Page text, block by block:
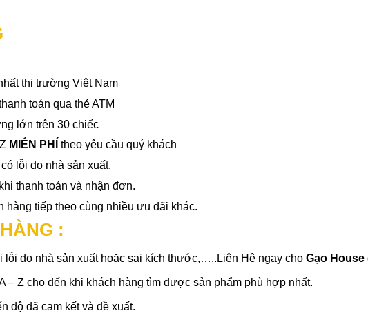
thị trường Việt Nam
toán qua thẻ ATM
lớn trên 30 chiếc
MIỄN PHÍ theo yêu cầu quý khách
lỗi do nhà sản xuất.
thanh toán và nhận đơn.
hàng tiếp theo cùng nhiều ưu đãi khác.
:
lỗi do nhà sản xuất hoặc sai kích thước,…..Liên Hệ ngay cho Gạo House
– Z cho đến khi khách hàng tìm được sản phẩm phù hợp nhất.
độ đã cam kết và đề xuất.